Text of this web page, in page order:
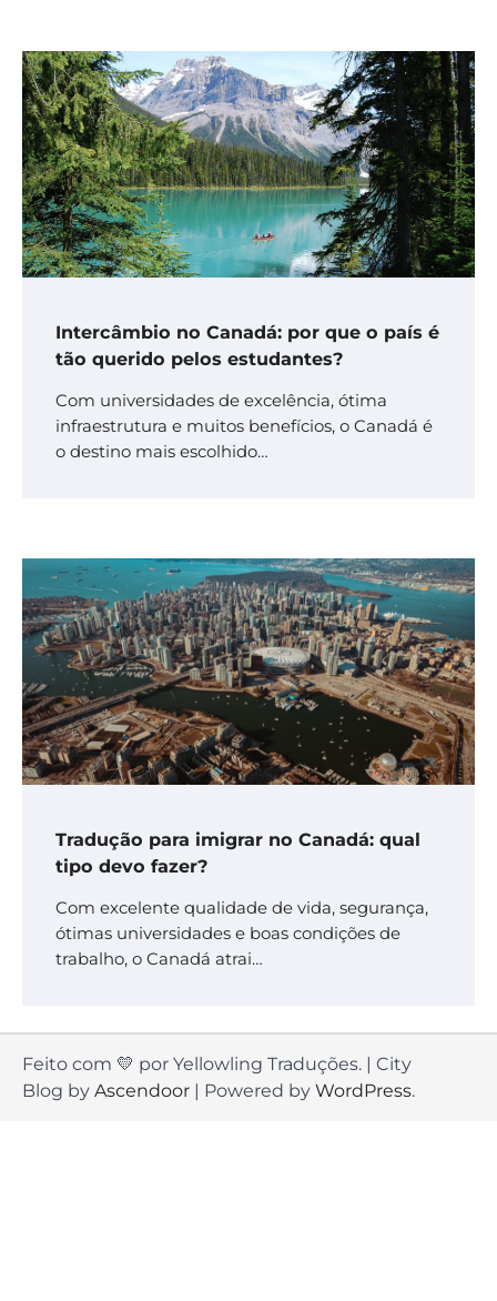
Intercâmbio no Canadá: por que o país é
tão querido pelos estudantes?
Com universidades de excelência, ótima
infraestrutura e muitos benefícios, o Canadá é
o destino mais escolhido…
Tradução para imigrar no Canadá: qual
tipo devo fazer?
Com excelente qualidade de vida, segurança,
ótimas universidades e boas condições de
trabalho, o Canadá atrai…
Feito com 💛 por Yellowling Traduções. | City
Blog by Ascendoor | Powered by WordPress.